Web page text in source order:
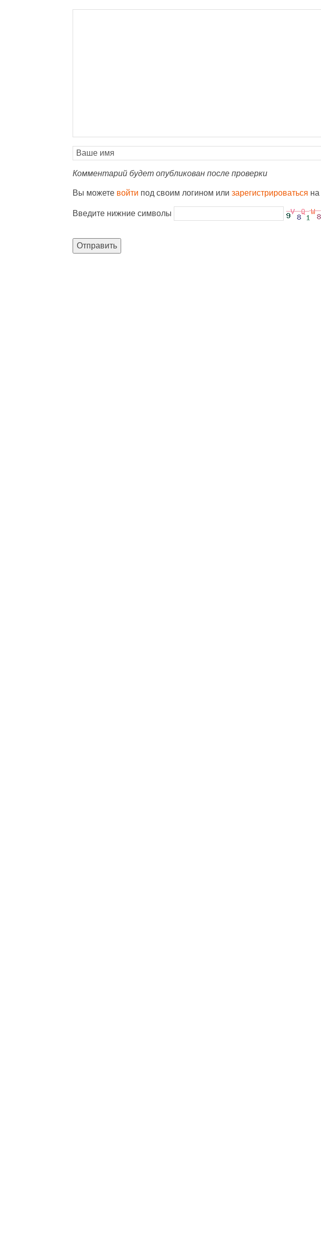
Комментарий будет опубликован после проверки
Вы можете войти под своим логином или зарегистрироваться на
Введите нижние символы
Отправить